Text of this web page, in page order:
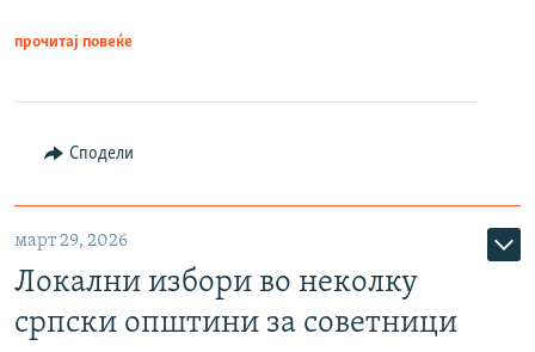
прочитај повеќе
Сподели
март 29, 2026
Локални избори во неколку
српски општини за советници